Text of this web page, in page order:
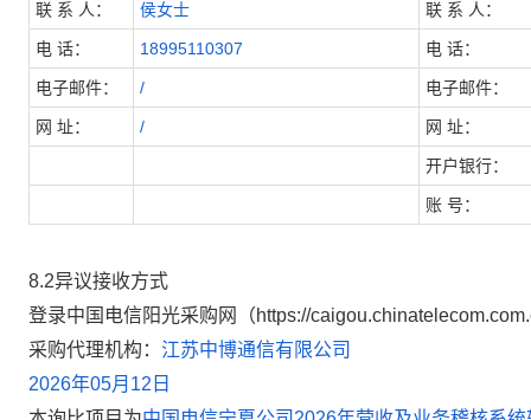
联 系 人： 侯女士 联 系 人：
电 话： 18995110307 电 话：
电子邮件： / 电子邮件：
网 址： / 网 址：
开户银行：
账 号：
8.2异议接收方式
登录中国电信阳光采购网（https://
采购代理机构： 江苏中博通信有限公司
2026年05月12日